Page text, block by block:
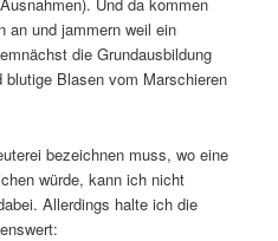
Und da kommen
an und jammern weil ein
die Grundausbildung
Blasen vom Marschieren
bezeichnen muss, wo eine
würde, kann ich nicht
Allerdings halte ich die